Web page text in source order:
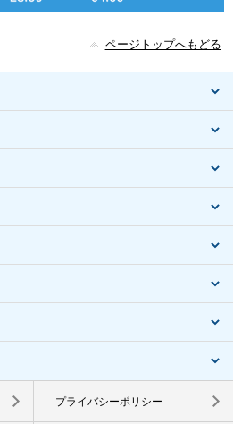
ページトップへもどる
プライバシーポリシー